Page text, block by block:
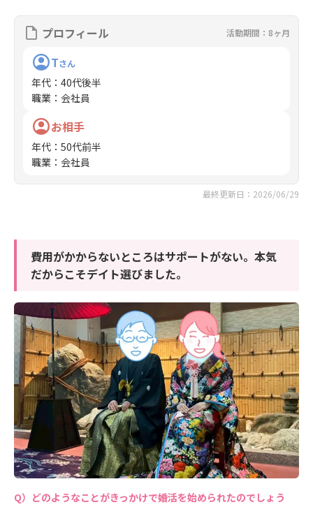
プロフィール 活動期間：8ヶ月
Tさん
年代 ： 40代後半
職業 ： 会社員
お相手
年代 ： 50代前半
職業 ： 会社員
最終更新日：2026/06/29
費用がかからないところはサポートがない。本気
だからこそデイト選びました。
どのようなことがきっかけで婚活を始められたのでしょう